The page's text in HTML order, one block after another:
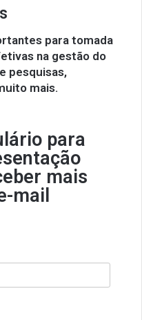
para tomada
na gestão do
pesquisas,
mais.
para
mais
mail​​​